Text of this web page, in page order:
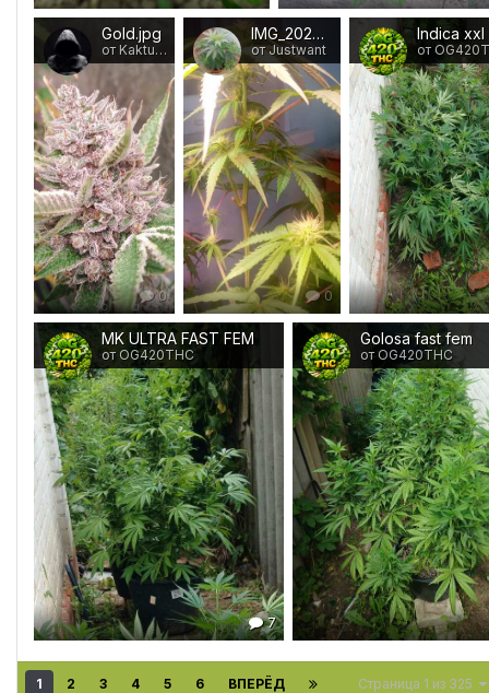
Gold.jpg
от Kaktuss
0
IMG_20260721_184058.jpg
от Justwant
0
Indica xxl
от
MK ULTRA FAST FEM
от OG420THC
7
Golosa fast fem
от OG420THC
1 2 3 4 5 6 ВПЕРЁД Страница 1 из 325